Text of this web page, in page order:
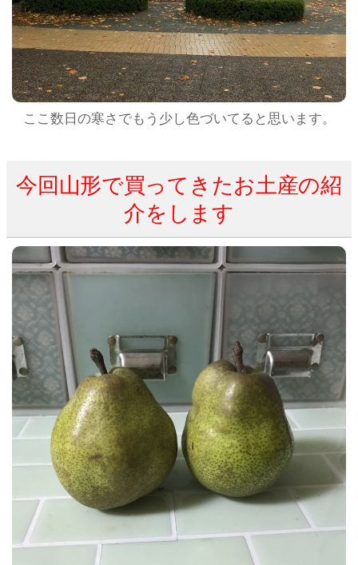
ここ数日の寒さでもう少し色づいてると思います。
今回山形で買ってきたお土産の紹
介をします